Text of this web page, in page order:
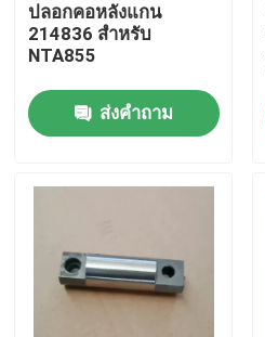
การควบคุมคุณภาพ
ติดต่อเรา
ข่าว
ดาวน์โหลด
ปลอกคอหลังแกน
214836 สำหรับ
NTA855
ส่งคำถาม